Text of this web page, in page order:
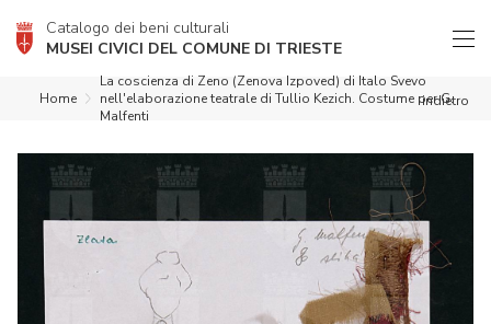
Catalogo dei beni culturali
MUSEI CIVICI DEL COMUNE DI TRIESTE
indietro
Home
La coscienza di Zeno (Zenova Izpoved) di Italo Svevo
nell'elaborazione teatrale di Tullio Kezich. Costume per G.
Malfenti